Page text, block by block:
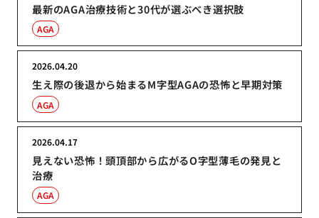
最新のAGA治療技術と30代が選ぶべき選択肢
AGA
生え際の後退から始まるM字型AGAの恐怖と早期対策
2026.04.20
AGA
見えない恐怖！頭頂部から広がるO字型薄毛の発見と
治療
2026.04.17
AGA